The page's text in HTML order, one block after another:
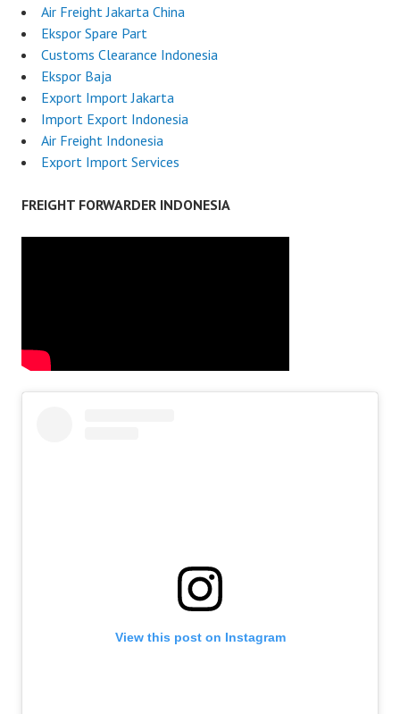
Air Freight Jakarta China
Ekspor Spare Part
Customs Clearance Indonesia
Ekspor Baja
Export Import Jakarta
Import Export Indonesia
Air Freight Indonesia
Export Import Services
FREIGHT FORWARDER INDONESIA
View this post on Instagram